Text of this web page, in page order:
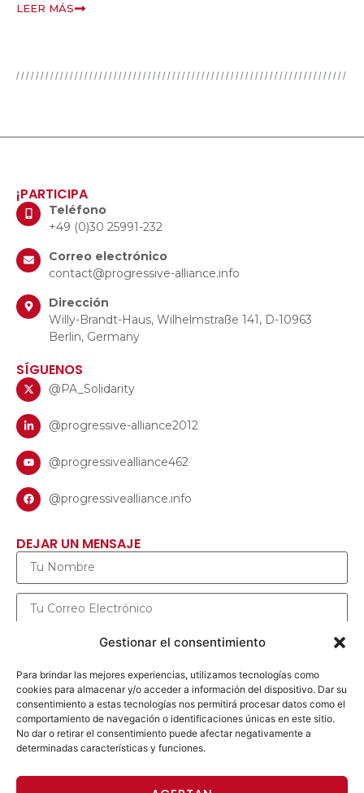
Gestionar el consentimiento
Para brindar las mejores experiencias, utilizamos tecnologías como
cookies para almacenar y/o acceder a información del dispositivo. Dar su
consentimiento a estas tecnologías nos permitirá procesar datos como el
comportamiento de navegación o identificaciones únicas en este sitio.
No dar o retirar el consentimiento puede afectar negativamente a
determinadas características y funciones.
MÁS
¡PARTICIPA
Teléfono
+49 (0)30 25991-232
Correo electrónico
contact@progressive-alliance.info
Dirección
Willy-Brandt-Haus, Wilhelmstraße 141, D-10963
Berlin, Germany
SÍGUENOS
@PA_Solidarity
@progressive-alliance2012
@progressivealliance462
@progressivealliance.info
DEJAR UN MENSAJE
ENVIAR MENSAJE